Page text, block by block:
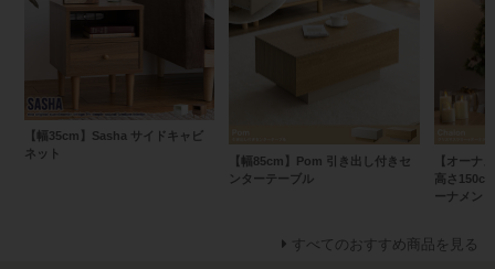
【幅35cm】Sasha サイドキャビ
ネット
【幅85cm】Pom 引き出し付きセ
ンターテーブル
【オーナ
高さ
ーナメント
すべてのおすすめ商品を見る